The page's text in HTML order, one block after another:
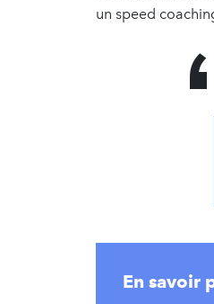
un speed
En savoir